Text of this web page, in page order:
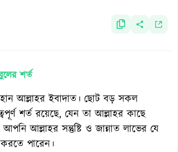
শর্ত
আল্লাহর ইবাদাত। ছোট বড় সকল
শর্ত রয়েছে, যেন তা আল্লাহর কাছে
আল্লাহর সন্তুষ্টি ও জান্নাত লাভের যে
পারেন।